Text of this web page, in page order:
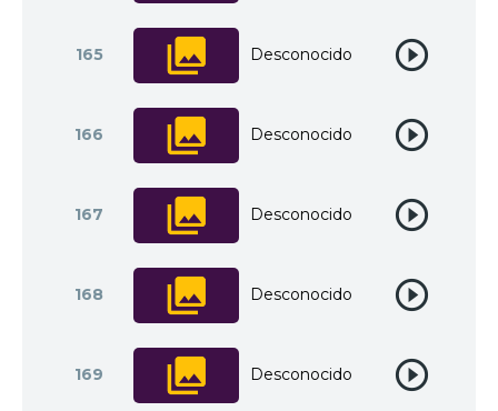
165 Desconocido
166 Desconocido
167 Desconocido
168 Desconocido
169 Desconocido